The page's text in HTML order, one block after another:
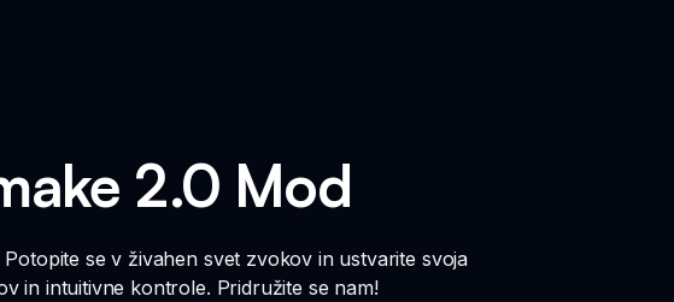
2.0 Mod
se v živahen svet zvokov in ustvarite svoja
in intuitivne kontrole. Pridružite se nam!